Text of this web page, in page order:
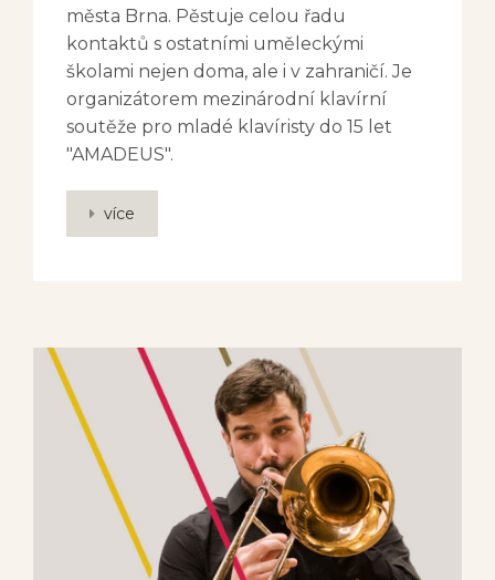
města Brna. Pěstuje celou řadu
kontaktů s ostatními uměleckými
školami nejen doma, ale i v zahraničí. Je
organizátorem mezinárodní klavírní
soutěže pro mladé klavíristy do 15 let
"AMADEUS".
více